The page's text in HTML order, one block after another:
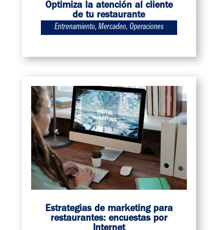
Optimiza la atención al cliente
de tu restaurante
Entrenamiento, Mercadeo, Operaciones
Estrategias de marketing para
restaurantes: encuestas por